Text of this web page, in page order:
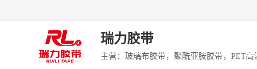
瑞力胶带
主营：玻璃布胶带，聚酰亚胺胶带，PET